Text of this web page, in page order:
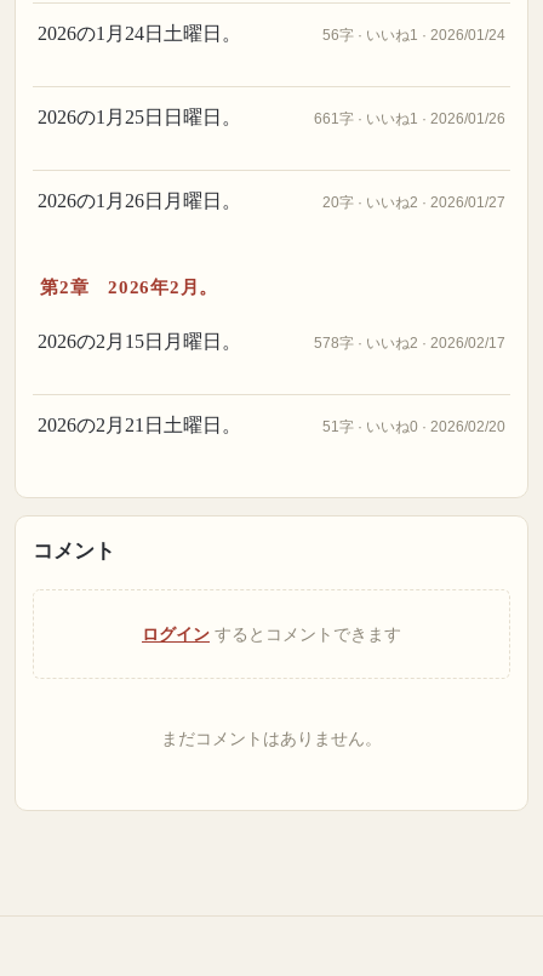
2026の1月24日土曜日。 56字 · いいね1 · 2026/01/24
2026の1月25日日曜日。 661字 · いいね1 · 2026/01/26
2026の1月26日月曜日。 20字 · いいね2 · 2026/01/27
第2章 2026年2月。
2026の2月15日月曜日。 578字 · いいね2 · 2026/02/17
2026の2月21日土曜日。 51字 · いいね0 · 2026/02/20
コメント
ログイン するとコメントできます
まだコメントはありません。